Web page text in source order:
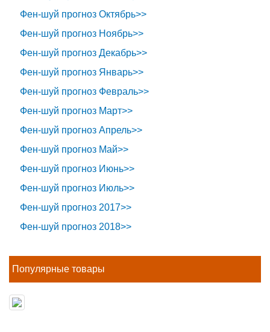
Фен-шуй прогноз Октябрь>>
Фен-шуй прогноз Ноябрь>>
Фен-шуй прогноз Декабрь>>
Фен-шуй прогноз Январь>>
Фен-шуй прогноз Февраль>>
Фен-шуй прогноз Март>>
Фен-шуй прогноз Апрель>>
Фен-шуй прогноз Май>>
Фен-шуй прогноз Июнь>>
Фен-шуй прогноз Июль>>
Фен-шуй прогноз 2017>>
Фен-шуй прогноз 2018>>
Популярные товары